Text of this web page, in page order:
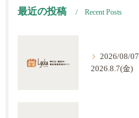
最近の投稿 Recent Posts
2026/08/07
2026.8.7(金)